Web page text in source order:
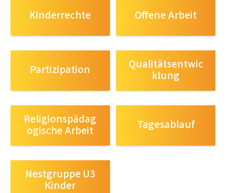
Kinderrechte Offene Arbeit
Partizipation Qualitätsentwic
klung
Religionspädag
ogische Arbeit Tagesablauf
Nestgruppe U3
Kinder